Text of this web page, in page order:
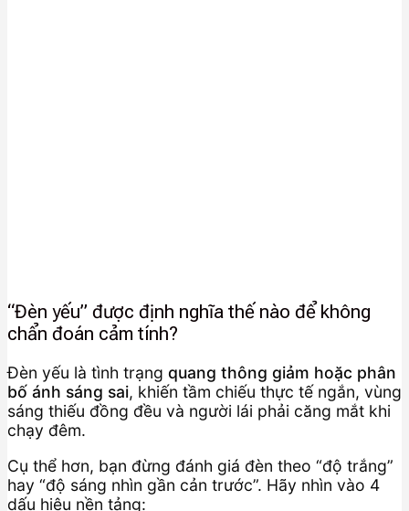
“Đèn yếu” được định nghĩa thế nào để không
chẩn đoán cảm tính?
Đèn yếu là tình trạng quang thông giảm hoặc phân
bố ánh sáng sai, khiến tầm chiếu thực tế ngắn, vùng
sáng thiếu đồng đều và người lái phải căng mắt khi
chạy đêm.
Cụ thể hơn, bạn đừng đánh giá đèn theo “độ trắng”
hay “độ sáng nhìn gần cản trước”. Hãy nhìn vào 4
dấu hiệu nền tảng: